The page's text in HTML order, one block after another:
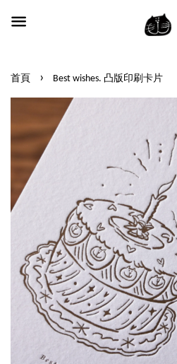
首頁 › Best wishes. 凸版印刷卡片